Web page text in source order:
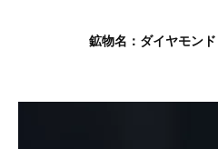
鉱物名：ダイヤモン